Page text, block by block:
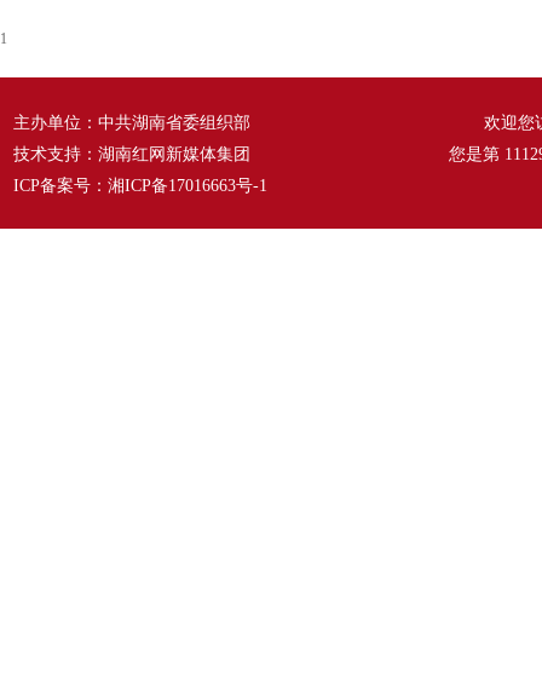
1
主办单位：中共湖南省委组织部
技术支持：湖南红网新媒体集团
ICP备案号： 湘ICP备17016663号-1
欢迎您
您是第